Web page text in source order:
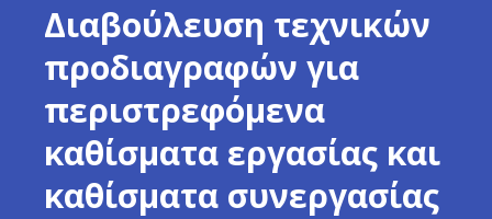
Διαβούλευση τεχνικών
προδιαγραφών για
περιστρεφόμενα
καθίσματα εργασίας και
καθίσματα συνεργασίας